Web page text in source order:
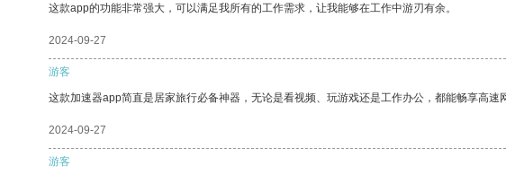
这款app的功能非常强大，可以满足我所有的工作需求，让我能够在工作中游刃有余。
2024-09-27
游客
这款加速器app简直是居家旅行必备神器，无论是看视频、玩游戏还是工作办公，都能畅享高速
2024-09-27
游客